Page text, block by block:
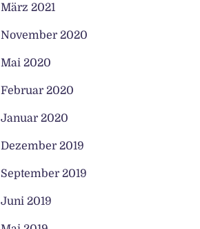
März 2021
November 2020
Mai 2020
Februar 2020
Januar 2020
Dezember 2019
September 2019
Juni 2019